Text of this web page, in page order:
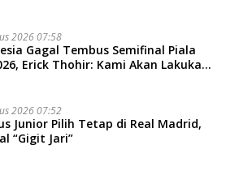
2026 07:58
Gagal Tembus Semifinal Piala
Erick Thohir: Kami Akan Lakukan
2026 07:52
Junior Pilih Tetap di Real Madrid,
“Gigit Jari”